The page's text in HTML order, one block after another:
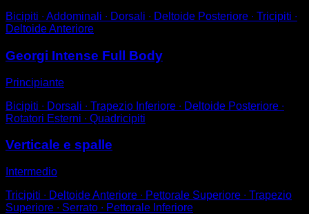
Bicipiti ∙ Addominali ∙ Dorsali ∙ Deltoide Posteriore ∙ Tricipiti ∙
Deltoide Anteriore
Georgi Intense Full Body
Principiante
Bicipiti ∙ Dorsali ∙ Trapezio Inferiore ∙ Deltoide Posteriore ∙
Rotatori Esterni ∙ Quadricipiti
Verticale e spalle
Intermedio
Tricipiti ∙ Deltoide Anteriore ∙ Pettorale Superiore ∙ Trapezio
Superiore ∙ Serrato ∙ Pettorale Inferiore